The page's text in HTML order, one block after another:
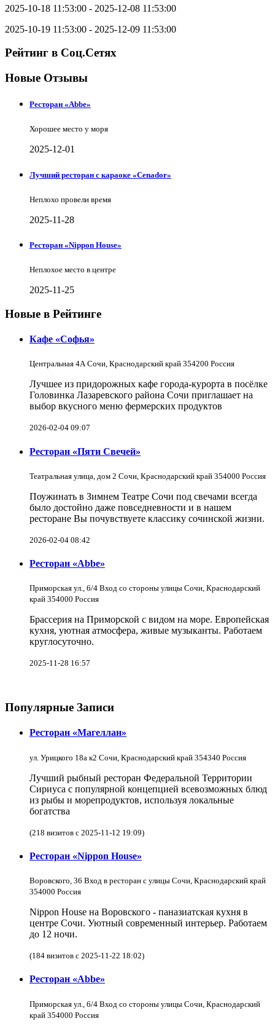
2025-10-18 11:53:00 - 2025-12-08 11:53:00
2025-10-19 11:53:00 - 2025-12-09 11:53:00
Рейтинг в Соц.Сетях
Новые Отзывы
Ресторан «Abbe»
Хорошее место у моря
2025-12-01
Лучший ресторан с караоке «Cenador»
Неплохо провели время
2025-11-28
Ресторан «Nippon House»
Неплохое место в центре
2025-11-25
Новые в Рейтинге
Кафе «Софья»
Центральная 4А Сочи, Краснодарский край 354200 Россия
Лучшее из придорожных кафе города-курорта в посёлке
Головинка Лазаревского района Сочи приглашает на
выбор вкусного меню фермерских продуктов
2026-02-04 09:07
Ресторан «Пяти Свечей»
Театральная улица, дом 2 Сочи, Краснодарский край 354000 Россия
Поужинать в Зимнем Театре Сочи под свечами всегда
было достойно даже повседневности и в нашем
ресторане Вы почувствуете классику сочинской жизни.
2026-02-04 08:42
Ресторан «Abbe»
Приморская ул., 6/4 Вход со стороны улицы Сочи, Краснодарский
край 354000 Россия
Брассерия на Приморской с видом на море. Европейская
кухня, уютная атмосфера, живые музыканты. Работаем
круглосуточно.
2025-11-28 16:57
Популярные Записи
Ресторан «Магеллан»
ул. Урицкого 18а к2 Сочи, Краснодарский край 354340 Россия
Лучший рыбный ресторан Федеральной Территории
Сириуса с популярной концепцией всевозможных блюд
из рыбы и морепродуктов, используя локальные
богатства
(218 визитов с 2025-11-12 19:09)
Ресторан «Nippon House»
Воровского, 36 Вход в ресторан с улицы Сочи, Краснодарский край
354000 Россия
Nippon House на Воровского - паназиатская кухня в
центре Сочи. Уютный современный интерьер. Работаем
до 12 ночи.
(184 визитов с 2025-11-22 18:02)
Ресторан «Abbe»
Приморская ул., 6/4 Вход со стороны улицы Сочи, Краснодарский
край 354000 Россия